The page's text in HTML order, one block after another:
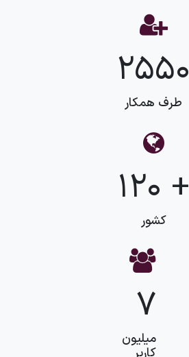
2550
طرف همکار
+ 120
کشور
7
میلیون
کاربر